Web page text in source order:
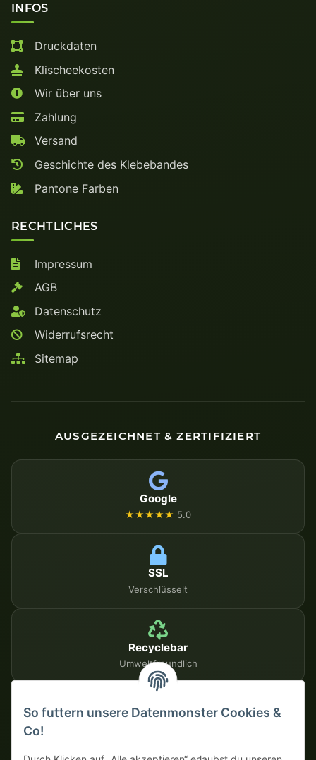
INFOS
Druckdaten
Klischeekosten
Wir über uns
Zahlung
Versand
Geschichte des Klebebandes
Pantone Farben
RECHTLICHES
Impressum
AGB
Datenschutz
Widerrufsrecht
Sitemap
AUSGEZEICHNET & ZERTIFIZIERT
Google
★★★★★ 5.0
SSL
Verschlüsselt
Recyclebar
Umweltfreundlich
SICHERE ZAHLUNGSMETHODEN
So futtern unsere Datenmonster Cookies &
Co!